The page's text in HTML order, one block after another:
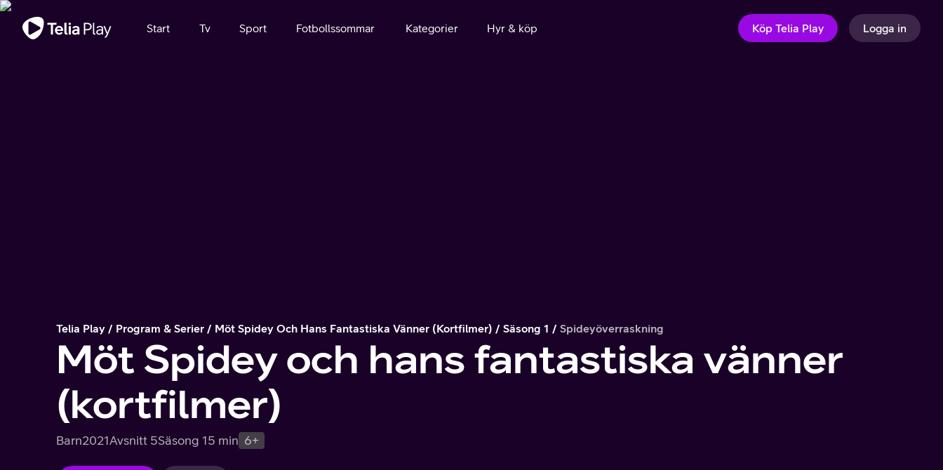
Viktigt meddelande
Start Tv Sport Fotbollssommar Kategorier Hyr & köp Köp Telia Play Logga in
Telia Play Program & Serier Möt Spidey Och Hans Fantastiska Vänner (kortfilmer) Säsong 1 Spideyöverraskning
Möt Spidey och hans fantastiska vänner
(kortfilmer)
Barn2021Avsnitt 5Säsong 15 min 6+